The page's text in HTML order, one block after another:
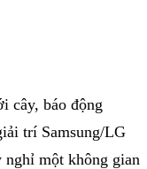
cây, báo động
trí Samsung/LG
nghỉ một không gian